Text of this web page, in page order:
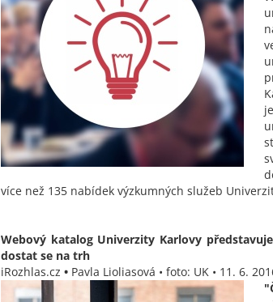
více než 135 nabídek výzkumných služeb
Webový katalog Univerzity Karlovy
dostat se na trh
iRozhlas.cz • Pavla Lioliasová • foto: UK • 11. 6.